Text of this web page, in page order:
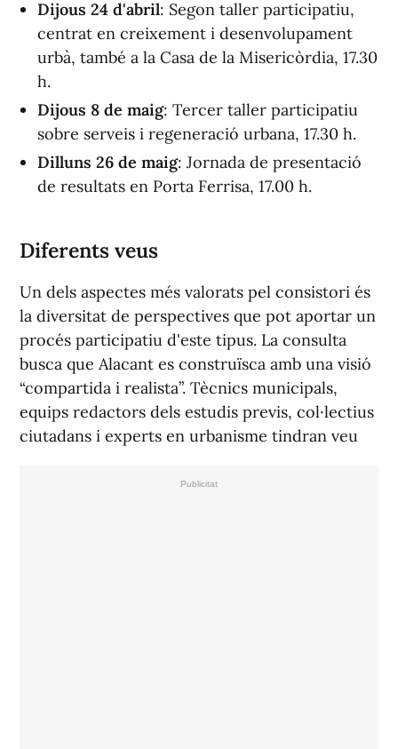
Dijous 24 d'abril: Segon taller participatiu,
centrat en creixement i desenvolupament
urbà, també a la Casa de la Misericòrdia, 17.30
h.
Dijous 8 de maig: Tercer taller participatiu
sobre serveis i regeneració urbana, 17.30 h.
Dilluns 26 de maig: Jornada de presentació
de resultats en Porta Ferrisa, 17.00 h.
Diferents veus
Un dels aspectes més valorats pel consistori és
la diversitat de perspectives que pot aportar un
procés participatiu d'este tipus. La consulta
busca que Alacant es construïsca amb una visió
“compartida i realista”. Tècnics municipals,
equips redactors dels estudis previs, col·lectius
ciutadans i experts en urbanisme tindran veu